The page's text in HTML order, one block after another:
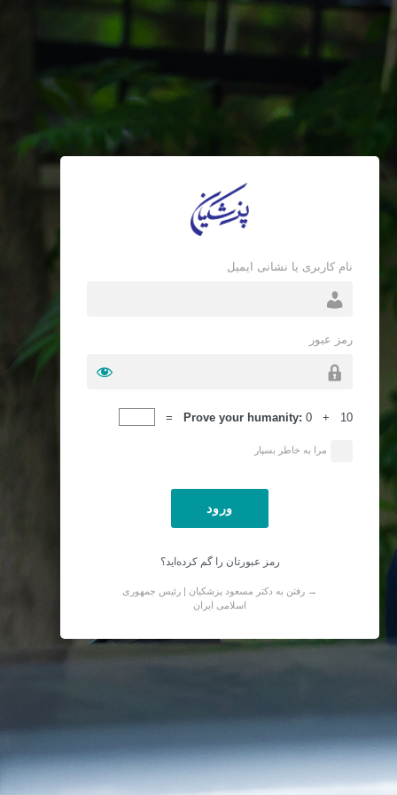
ورود
نام کاربری یا نشانی ایمیل
رمز عبور
Prove your humanity: 0 + 10 =
مرا به خاطر بسپار
رمز عبورتان را گم کرده‌اید؟
→ رفتن به دکتر مسعود پزشکیان | رئیس جمهوری
اسلامی ایران